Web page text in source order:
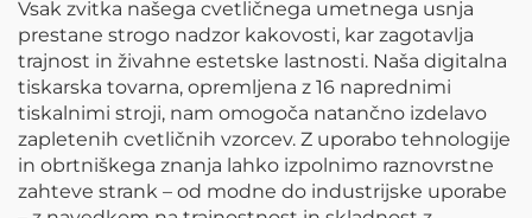
Vsak zvitka našega cvetličnega umetnega usnja
prestane strogo nadzor kakovosti, kar zagotavlja
trajnost in živahne estetske lastnosti. Naša digitalna
tiskarska tovarna, opremljena z 16 naprednimi
tiskalnimi stroji, nam omogoča natančno izdelavo
zapletenih cvetličnih vzorcev. Z uporabo tehnologije
in obrtniškega znanja lahko izpolnimo raznovrstne
zahteve strank – od modne do industrijske uporabe